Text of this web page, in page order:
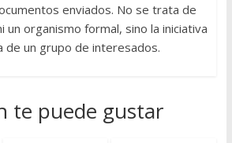
enviados. No se trata de
un organismo formal, sino la iniciativa
de un grupo de interesados.
te puede gustar